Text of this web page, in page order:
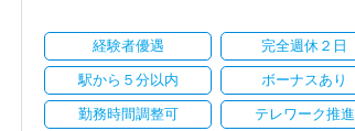
・キャリアアップ志向のある方
・主体的に業務を進められる方
・顧客対応や提案業務に挑戦したい方
・資産税など専門性を高めたい方
・将来的にマネジメントに関わりたい方
現代では電子化が進んでいることから人も会社
しています。
職員一人ひとりの力がそのまま事業運営に直結
にはあります。
新しいチャレンジが沢山ありますので、飽きる
経験者優遇 完全週休２日
駅から５分以内 ボーナスあり
勤務時間調整可 テレワーク推進